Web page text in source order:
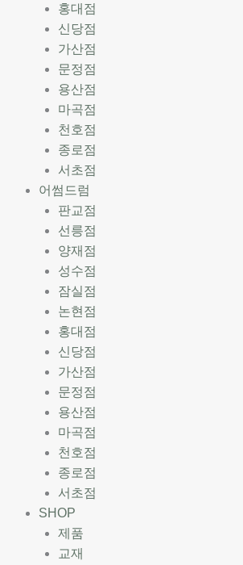
홍대점
신당점
가산점
문정점
용산점
마곡점
천호점
종로점
서초점
어썸드럼
판교점
선릉점
양재점
성수점
잠실점
논현점
홍대점
신당점
가산점
문정점
용산점
마곡점
천호점
종로점
서초점
SHOP
제품
교재